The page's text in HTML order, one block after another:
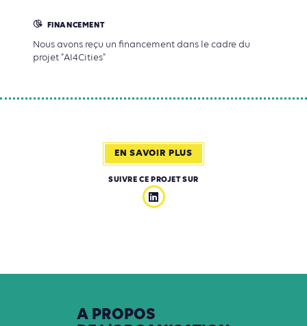
FINANCEMENT
Nous avons reçu un financement dans le cadre du
projet "AI4Cities"
EN SAVOIR PLUS
SUIVRE CE PROJET SUR
A PROPOS